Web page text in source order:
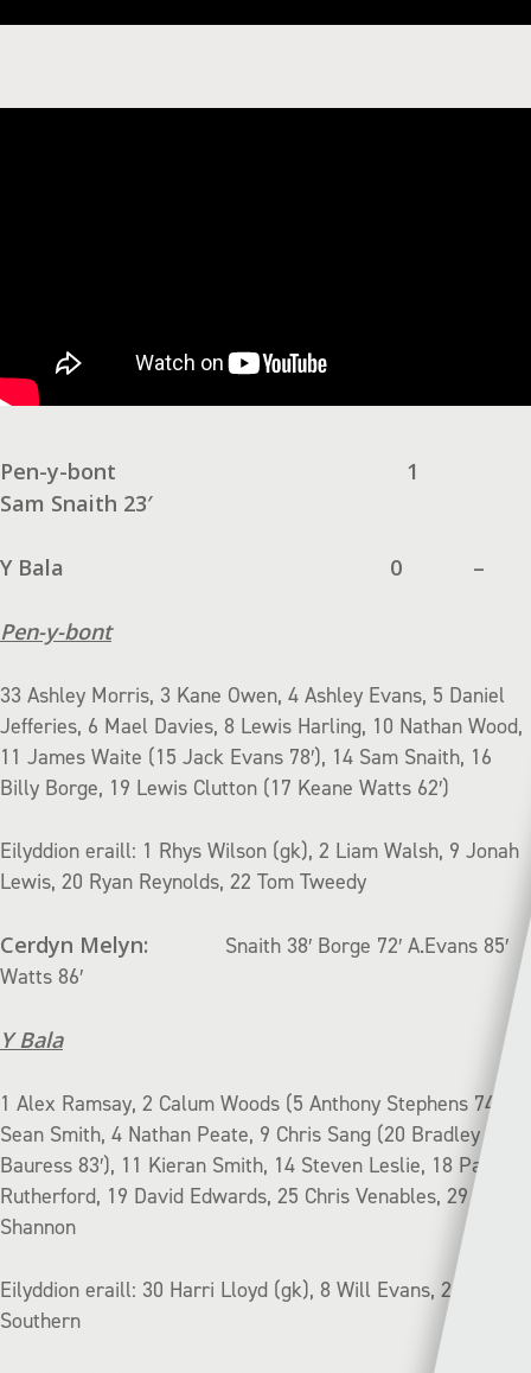
Pen-y-bont
1
Sam Snaith 23′
Y Bala 0 –
Pen-y-bont
33 Ashley Morris, 3 Kane Owen, 4 Ashley Evans, 5 Daniel
Jefferies, 6 Mael Davies, 8 Lewis Harling, 10 Nathan Wood,
11 James Waite (15 Jack Evans 78′), 14 Sam Snaith, 16
Billy Borge, 19 Lewis Clutton (17 Keane Watts 62′)
Eilyddion eraill: 1 Rhys Wilson (gk), 2 Liam Walsh, 9 Jonah
Lewis, 20 Ryan Reynolds, 22 Tom Tweedy
Cerdyn Melyn: Snaith 38′ Borge 72′ A.Evans 85′
Watts 86′
Y Bala
1 Alex Ramsay, 2 Calum Woods (5 Anthony Stephens 74′), 3
Sean Smith, 4 Nathan Peate, 9 Chris Sang (20 Bradley
Bauress 83′), 11 Kieran Smith, 14 Steven Leslie, 18 Paul
Rutherford, 19 David Edwards, 25 Chris Venables, 29 Ollie
Shannon
Eilyddion eraill: 30 Harri Lloyd (gk), 8 Will Evans, 21 Oliver
Southern